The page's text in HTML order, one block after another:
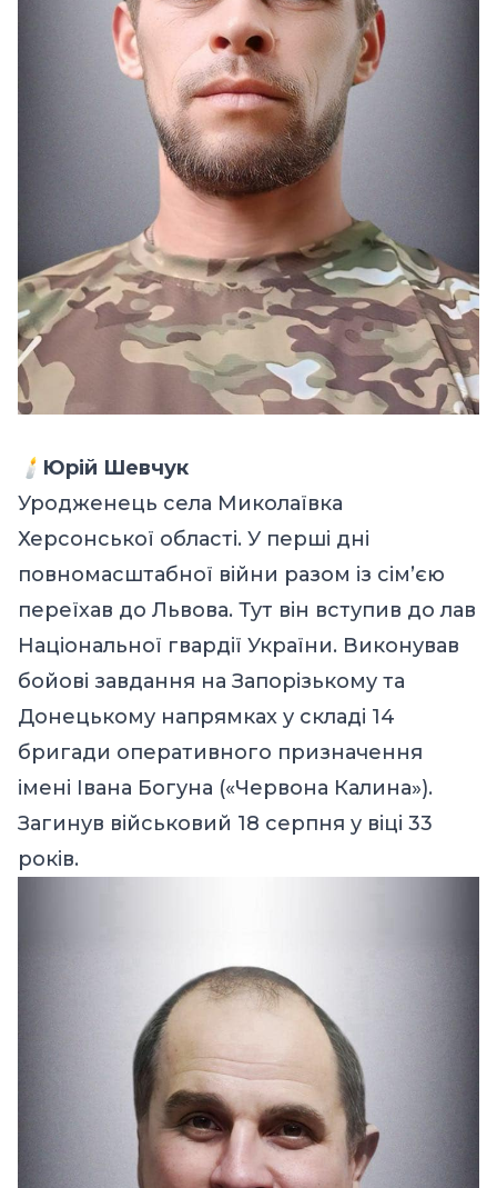
🕯️ Юрій Шевчук
Уродженець села Миколаївка
Херсонської області. У перші дні
повномасштабної війни разом із сім’єю
переїхав до Львова. Тут він вступив до лав
Національної гвардії України. Виконував
бойові завдання на Запорізькому та
Донецькому напрямках у складі 14
бригади оперативного призначення
імені Івана Богуна («Червона Калина»).
Загинув військовий 18 серпня у віці 33
років.